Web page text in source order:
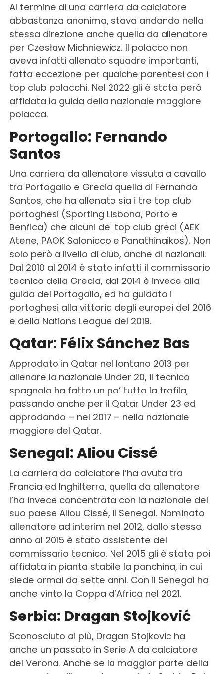
Al termine di una carriera da calciatore
abbastanza anonima, stava andando nella
stessa direzione anche quella da allenatore
per Czesław Michniewicz. Il polacco non
aveva infatti allenato squadre importanti,
fatta eccezione per qualche parentesi con i
top club polacchi. Nel 2022 gli è stata però
affidata la guida della nazionale maggiore
polacca.
Portogallo: Fernando
Santos
Una carriera da allenatore vissuta a cavallo
tra Portogallo e Grecia quella di Fernando
Santos, che ha allenato sia i tre top club
portoghesi (Sporting Lisbona, Porto e
Benfica) che alcuni dei top club greci (AEK
Atene, PAOK Salonicco e Panathinaikos). Non
solo però a livello di club, anche di nazionali.
Dal 2010 al 2014 è stato infatti il commissario
tecnico della Grecia, dal 2014 è invece alla
guida del Portogallo, ed ha guidato i
portoghesi alla vittoria degli europei del 2016
e della Nations League del 2019.
Qatar: Félix Sánchez Bas
Approdato in Qatar nel lontano 2013 per
allenare la nazionale Under 20, il tecnico
spagnolo ha fatto un po’ tutta la trafila,
passando anche per il Qatar Under 23 ed
approdando – nel 2017 – nella nazionale
maggiore del Qatar.
Senegal: Aliou Cissé
La carriera da calciatore l’ha avuta tra
Francia ed Inghilterra, quella da allenatore
l’ha invece concentrata con la nazionale del
suo paese Aliou Cissé, il Senegal. Nominato
allenatore ad interim nel 2012, dallo stesso
anno al 2015 è stato assistente del
commissario tecnico. Nel 2015 gli è stata poi
affidata in pianta stabile la panchina, in cui
siede ormai da sette anni. Con il Senegal ha
anche vinto la Coppa d’Africa nel 2021.
Serbia: Dragan Stojković
Sconosciuto ai più, Dragan Stojkovic ha
anche un passato in Serie A da calciatore
del Verona. Anche se la maggior parte della